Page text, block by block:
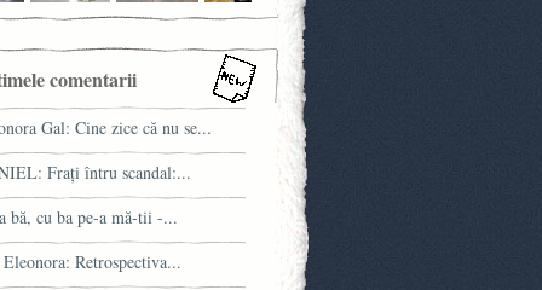
comentarii
Gal: Cine zice că nu se...
Fraţi întru scandal:...
bă, cu ba pe-a mă-tii -...
Retrospectiva...